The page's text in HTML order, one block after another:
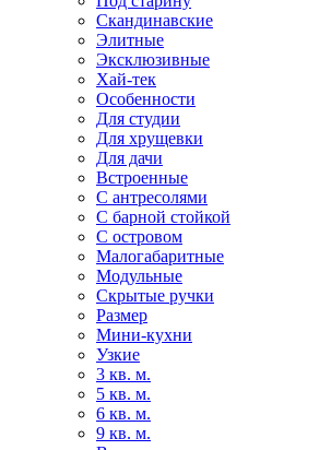
Скандинавские
Элитные
Эксклюзивные
Хай-тек
Особенности
Для студии
Для хрущевки
Для дачи
Встроенные
С антресолями
С барной стойкой
С островом
Малогабаритные
Модульные
Скрытые ручки
Размер
Мини-кухни
Узкие
3 кв. м.
5 кв. м.
6 кв. м.
9 кв. м.